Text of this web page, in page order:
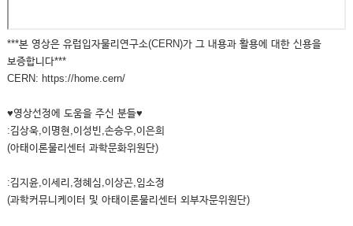
***본 영상은 유럽입자물리연구소(CERN)가 그 내용과 활용에 대한 신용을
보증합니다***
CERN: https://home.cern/
♥영상선정에 도움을 주신 분들♥
:김상욱,이명현,이성빈,손승우,이은희
(아태이론물리센터 과학문화위원단)
:김지윤,이세리,정혜심,이상곤,임소정
(과학커뮤니케이터 및 아태이론물리센터 외부자문위원단)